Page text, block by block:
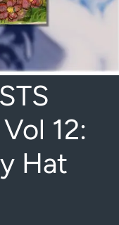
12:
Hat